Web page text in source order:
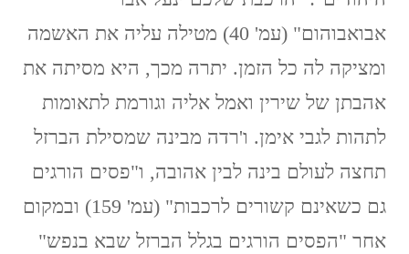
אבואבוהום" (עמ' 40) מטילה עליה את האשמה
ומציקה לה כל הזמן. יתרה מכך, היא מסיתה את
אהבתן של שירין ואמל אליה וגורמת לתאומות
לתהות לגבי אימן. ו'רדה מבינה שמסילת הברזל
תחצה לעולם בינה לבין אהובה, ו"פסים הורגים
גם כשאינם קשורים לרכבות" (עמ' 159) ובמקום
אחר "הפסים הורגים בגלל הברזל שבא בנפש"